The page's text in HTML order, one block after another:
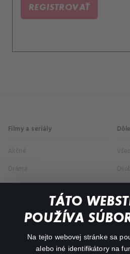
TÁTO
POUŽÍVA
Na tejto webovej stránke sa
alebo iné identifikátory na
REGISTROVAŤ
Filmy a seriály
Akčné
Dráma